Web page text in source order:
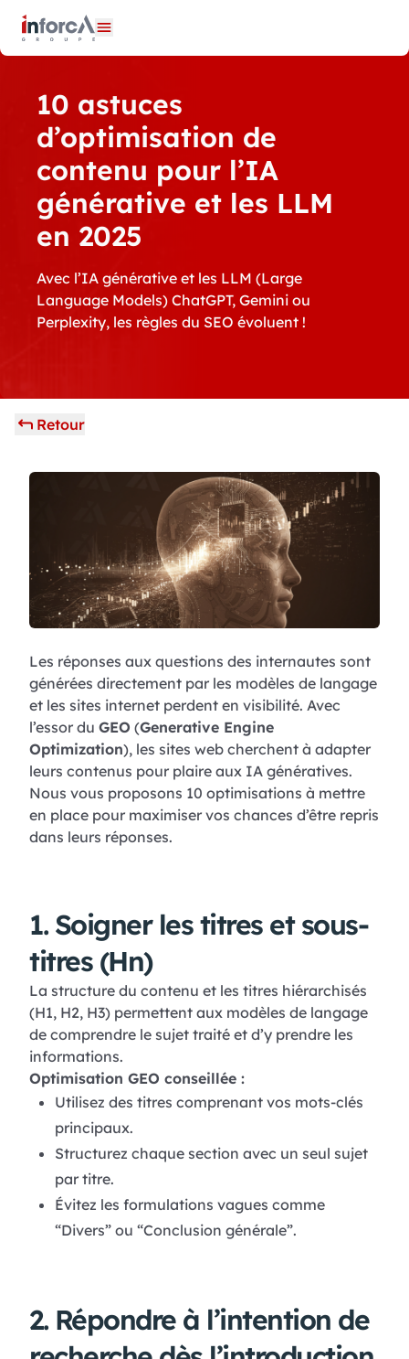
Panneau de gestion des cookies
Ouvrir le menu
10 astuces
d’optimisation de
contenu pour l’IA
générative et les LLM
en 2025
Avec l’IA générative et les LLM (Large
Language Models) ChatGPT, Gemini ou
Perplexity, les règles du SEO évoluent !
Retour
Les réponses aux questions des internautes sont
générées directement par les modèles de langage
et les sites internet perdent en visibilité. Avec
l’essor du GEO (Generative Engine
Optimization), les sites web cherchent à adapter
leurs contenus pour plaire aux IA génératives.
Nous vous proposons 10 optimisations à mettre
en place pour maximiser vos chances d’être repris
dans leurs réponses.
1. Soigner les titres et sous-
titres (Hn)
La structure du contenu et les titres hiérarchisés
(H1, H2, H3) permettent aux modèles de langage
de comprendre le sujet traité et d’y prendre les
informations.
Optimisation GEO conseillée :
Utilisez des titres comprenant vos mots-clés
principaux.
Structurez chaque section avec un seul sujet
par titre.
Évitez les formulations vagues comme
“Divers” ou “Conclusion générale”.
2. Répondre à l’intention de